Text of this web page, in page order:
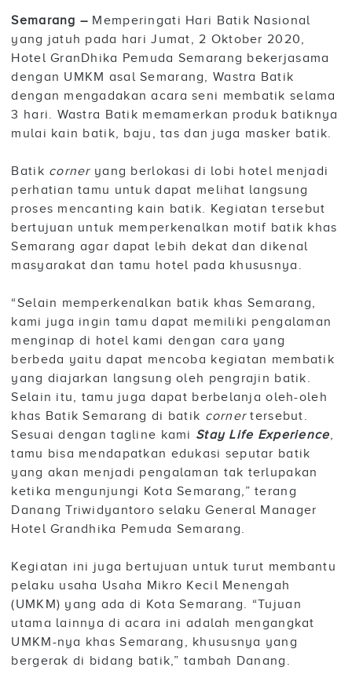
Semarang – Memperingati Hari Batik Nasional
yang jatuh pada hari Jumat, 2 Oktober 2020,
Hotel GranDhika Pemuda Semarang bekerjasama
dengan UMKM asal Semarang, Wastra Batik
dengan mengadakan acara seni membatik selama
3 hari. Wastra Batik memamerkan produk batiknya
mulai kain batik, baju, tas dan juga masker batik.
Batik corner yang berlokasi di lobi hotel menjadi
perhatian tamu untuk dapat melihat langsung
proses mencanting kain batik. Kegiatan tersebut
bertujuan untuk memperkenalkan motif batik khas
Semarang agar dapat lebih dekat dan dikenal
masyarakat dan tamu hotel pada khususnya.
“Selain memperkenalkan batik khas Semarang,
kami juga ingin tamu dapat memiliki pengalaman
menginap di hotel kami dengan cara yang
berbeda yaitu dapat mencoba kegiatan membatik
yang diajarkan langsung oleh pengrajin batik.
Selain itu, tamu juga dapat berbelanja oleh-oleh
khas Batik Semarang di batik cornertersebut.
Sesuai dengan tagline kami Stay Life Experience
tamu bisa mendapatkan edukasi seputar batik
yang akan menjadi pengalaman tak terlupakan
ketika mengunjungi Kota Semarang,” terang
Danang Triwidyantoro selaku General Manager
Hotel Grandhika Pemuda Semarang.
Kegiatan ini juga bertujuan untuk turut membantu
pelaku usaha Usaha Mikro Kecil Menengah
(UMKM) yang ada di Kota Semarang. “Tujuan
utama lainnya di acara ini adalah mengangkat
UMKM-nya khas Semarang, khususnya yang
bergerak di bidang batik,” tambah Danang.